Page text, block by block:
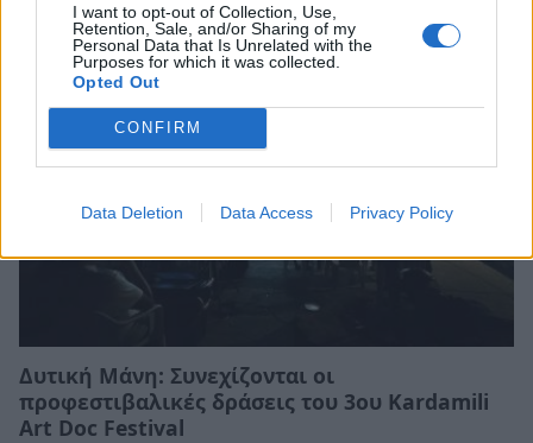
I want to opt-out of Collection, Use,
Retention, Sale, and/or Sharing of my
Personal Data that Is Unrelated with the
Purposes for which it was collected.
Opted Out
CONFIRM
Data Deletion Data Access Privacy Policy
Δυτική Μάνη: Συνεχίζονται οι
προφεστιβαλικές δράσεις του 3ου Kardamili
Art Doc Festival